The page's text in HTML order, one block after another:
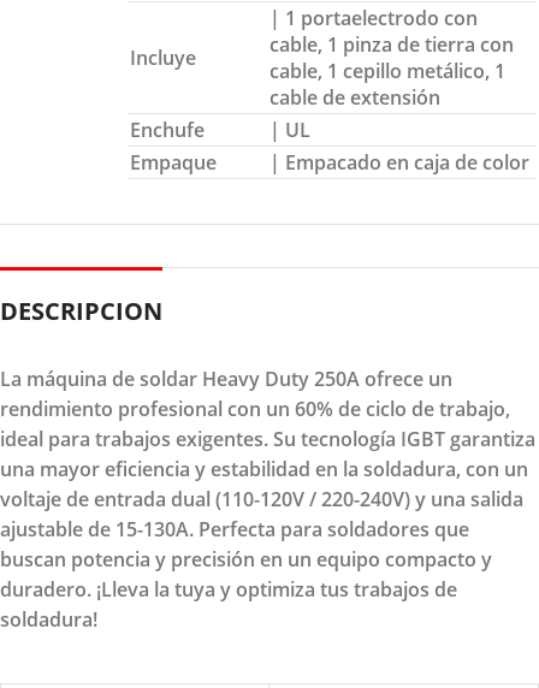
Incluye
| 1 portaelectrodo con
cable, 1 pinza de tierra con
cable, 1 cepillo metálico, 1
cable de extensión
Enchufe
| UL
Empaque
| Empacado en caja de color
DESCRIPCION
La máquina de soldar Heavy Duty 250A ofrece un
rendimiento profesional con un 60% de ciclo de trabajo,
ideal para trabajos exigentes. Su tecnología IGBT garantiza
una mayor eficiencia y estabilidad en la soldadura, con un
voltaje de entrada dual (110-120V / 220-240V) y una salida
ajustable de 15-130A. Perfecta para soldadores que
buscan potencia y precisión en un equipo compacto y
duradero. ¡Lleva la tuya y optimiza tus trabajos de
soldadura!